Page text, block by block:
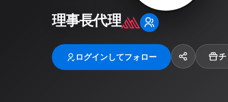
理事長代理
ログインしてフォロー